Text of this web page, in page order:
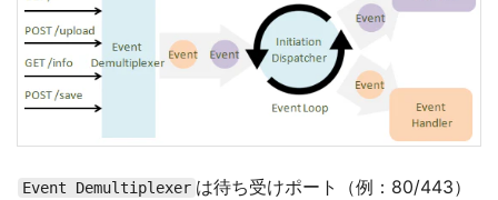
Event Demultiplexer は待ち受けポート（例：80/443）